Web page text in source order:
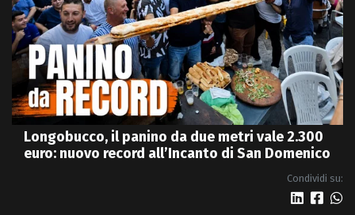
Longobucco, il panino da due metri vale 2.300
euro: nuovo record all’Incanto di San Domenico
Condividi su: